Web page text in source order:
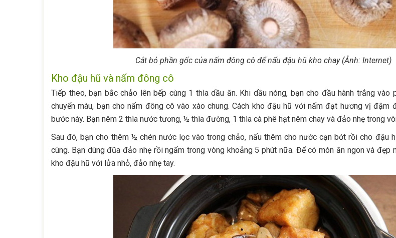
Cắt bỏ phần gốc của nấm đông cô để nấu đậu hũ kho chay (Ảnh: Internet)
Kho đậu hũ và nấm đông cô
Tiếp theo, bạn bắc chảo lên bếp cùng 1 thìa dầu ăn. Khi dầu nóng, bạn cho đầu hành trắng vào
chuyển màu, bạn cho nấm đông cô vào xào chung. Cách kho đậu hũ với nấm đạt hương vị đậm
bước này. Bạn nêm 2 thìa nước tương, ½ thìa đường, 1 thìa cà phê hạt nêm chay và đảo nhẹ trong
Sau đó, bạn cho thêm ½ chén nước lọc vào trong chảo, nấu thêm cho nước cạn bớt rồi cho đậu
cùng. Bạn dùng đũa đảo nhẹ rồi ngấm trong vòng khoảng 5 phút nữa. Để có món ăn ngon và đẹp
kho đậu hũ với lửa nhỏ, đảo nhẹ tay.